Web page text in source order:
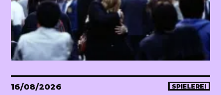
16/08/2026 SPIELEREI